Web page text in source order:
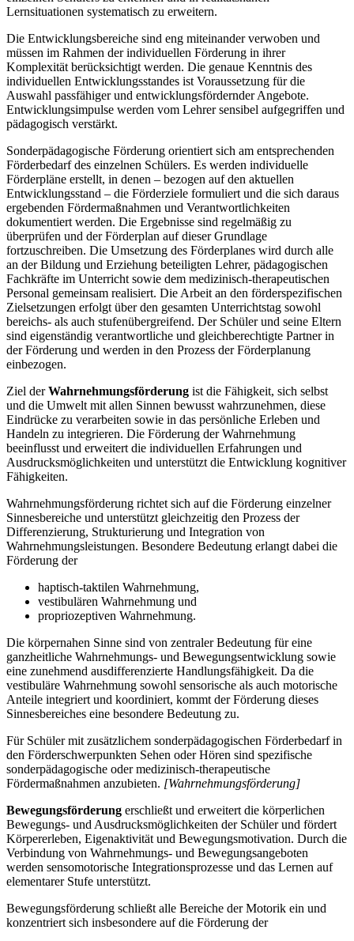
Lernsituationen systematisch zu erweitern.
Die Entwicklungsbereiche sind eng miteinander verwoben und
müssen im Rahmen der individuellen Förderung in ihrer
Komplexität berücksichtigt werden. Die genaue Kenntnis des
individuellen Entwicklungsstandes ist Voraussetzung für die
Auswahl passfähiger und entwicklungsfördernder Angebote.
Entwicklungsimpulse werden vom Lehrer sensibel aufgegriffen und
pädagogisch verstärkt.
Sonderpädagogische Förderung orientiert sich am entsprechenden
Förderbedarf des einzelnen Schülers. Es werden individuelle
Förderpläne erstellt, in denen – bezogen auf den aktuellen
Entwicklungsstand – die Förderziele formuliert und die sich daraus
ergebenden Fördermaßnahmen und Verantwortlichkeiten
dokumentiert werden. Die Ergebnisse sind regelmäßig zu
überprüfen und der Förderplan auf dieser Grundlage
fortzuschreiben. Die Umsetzung des Förderplanes wird durch alle
an der Bildung und Erziehung beteiligten Lehrer, pädagogischen
Fachkräfte im Unterricht sowie dem medizinisch-therapeutischen
Personal gemeinsam realisiert. Die Arbeit an den förderspezifischen
Zielsetzungen erfolgt über den gesamten Unterrichtstag sowohl
bereichs- als auch stufenübergreifend. Der Schüler und seine Eltern
sind eigenständig verantwortliche und gleichberechtigte Partner in
der Förderung und werden in den Prozess der Förderplanung
einbezogen.
Ziel derWahrnehmungsförderung ist die Fähigkeit, sich selbst
und die Umwelt mit allen Sinnen bewusst wahrzunehmen, diese
Eindrücke zu verarbeiten sowie in das persönliche Erleben und
Handeln zu integrieren. Die Förderung der Wahrnehmung
beeinflusst und erweitert die individuellen Erfahrungen und
Ausdrucksmöglichkeiten und unterstützt die Entwicklung kognitiver
Fähigkeiten.
Wahrnehmungsförderung richtet sich auf die Förderung einzelner
Sinnesbereiche und unterstützt gleichzeitig den Prozess der
Differenzierung, Strukturierung und Integration von
Wahrnehmungsleistungen. Besondere Bedeutung erlangt dabei die
Förderung der
haptisch-taktilen Wahrnehmung,
vestibulären Wahrnehmung und
propriozeptiven Wahrnehmung.
Die körpernahen Sinne sind von zentraler Bedeutung für eine
ganzheitliche Wahrnehmungs- und Bewegungsentwicklung sowie
eine zunehmend ausdifferenzierte Handlungsfähigkeit. Da die
vestibuläre Wahrnehmung sowohl sensorische als auch motorische
Anteile integriert und koordiniert, kommt der Förderung dieses
Sinnesbereiches eine besondere Bedeutung zu.
Für Schüler mit zusätzlichem sonderpädagogischen Förderbedarf in
den Förderschwerpunkten Sehen oder Hören sind spezifische
sonderpädagogische oder medizinisch-therapeutische
Fördermaßnahmen anzubieten. [Wahrnehmungsförderung]
Bewegungsförderung erschließt und erweitert die körperlichen
Bewegungs- und Ausdrucksmöglichkeiten der Schüler und fördert
Körpererleben, Eigenaktivität und Bewegungsmotivation. Durch die
Verbindung von Wahrnehmungs- und Bewegungsangeboten
werden sensomotorische Integrationsprozesse und das Lernen auf
elementarer Stufe unterstützt.
Bewegungsförderung schließt alle Bereiche der Motorik ein und
konzentriert sich insbesondere auf die Förderung der